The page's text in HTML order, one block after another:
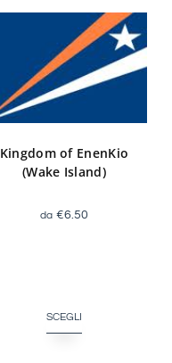
Kingdom of EnenKio
(Wake Island)
€6.50
SCEGLI